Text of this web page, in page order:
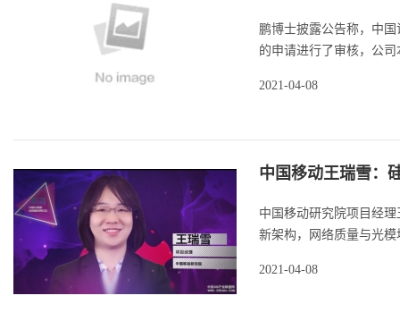
鹏博士披露公告称，中
的申请进行了审核，公
2021-04-08
中国移动王瑞雪：
中国移动研究院项目经
新架构，网络质量与光
2021-04-08